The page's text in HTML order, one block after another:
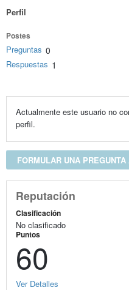
Perfil
Postes
Preguntas 0
Respuestas 1
Actualmente este usuario no
perfil.
FORMULAR UNA
Reputación
Clasificación
No clasificado
Puntos
60
Ver Detalles